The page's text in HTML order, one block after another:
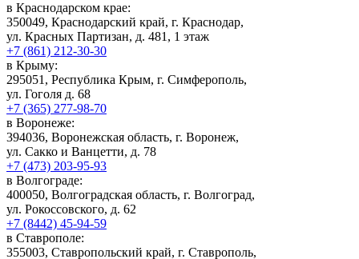
в Краснодарском крае:
350049, Краснодарский край, г. Краснодар,
ул. Красных Партизан, д. 481, 1 этаж
+7 (861) 212-30-30
в Крыму:
295051, Республика Крым, г. Симферополь,
ул. Гоголя д. 68
+7 (365) 277-98-70
в Воронеже:
394036, Воронежская область, г. Воронеж,
ул. Сакко и Ванцетти, д. 78
+7 (473) 203-95-93
в Волгограде:
400050, Волгоградская область, г. Волгоград,
ул. Рокоссовского, д. 62
+7 (8442) 45-94-59
в Ставрополе:
355003, Ставропольский край, г. Ставрополь,